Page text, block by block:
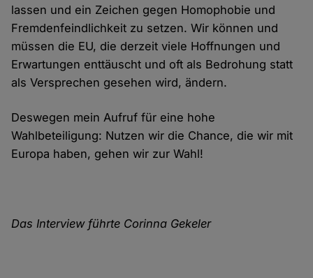
lassen und ein Zeichen gegen Homophobie und
Fremdenfeindlichkeit zu setzen. Wir können und
müssen die EU, die derzeit viele Hoffnungen und
Erwartungen enttäuscht und oft als Bedrohung statt
als Versprechen gesehen wird, ändern.
Deswegen mein Aufruf für eine hohe
Wahlbeteiligung: Nutzen wir die Chance, die wir mit
Europa haben, gehen wir zur Wahl!
Das Interview führte Corinna Gekeler